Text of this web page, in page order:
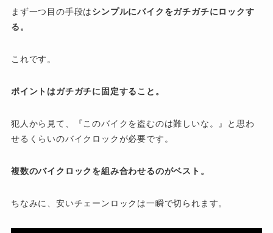
まず一つ目の手段はシンプルにバイクをガチガチにロックす
る。
これです。
ポイントはガチガチに固定すること。
犯人から見て、『このバイクを盗むのは難しいな。』と思わ
せるくらいのバイクロックが必要です。
複数のバイクロックを組み合わせるのがベスト。
ちなみに、安いチェーンロックは一瞬で切られます。